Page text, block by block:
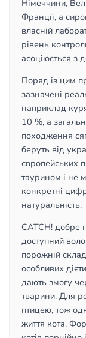
Німеччини,
Франції, а
власній
рівень
асоціюється
Поряд із цим
зазначені
наприклад
10 %, а
походження
беруть від
європейських
таурином і не
конкретні
натуральність.
CATCH! добре
доступний
порожній
особливих
дають змогу
тварини. Для
птицею, тож
життя кота.